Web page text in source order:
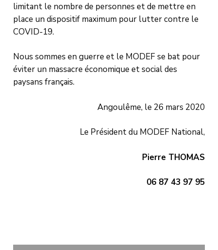
limitant le nombre de personnes et de mettre en
place un dispositif maximum pour lutter contre le
COVID-19.
Nous sommes en guerre et le MODEF se bat pour
éviter un massacre économique et social des
paysans français.
Angoulême, le 26 mars 2020
Le Président du MODEF National,
Pierre THOMAS
06 87 43 97 95